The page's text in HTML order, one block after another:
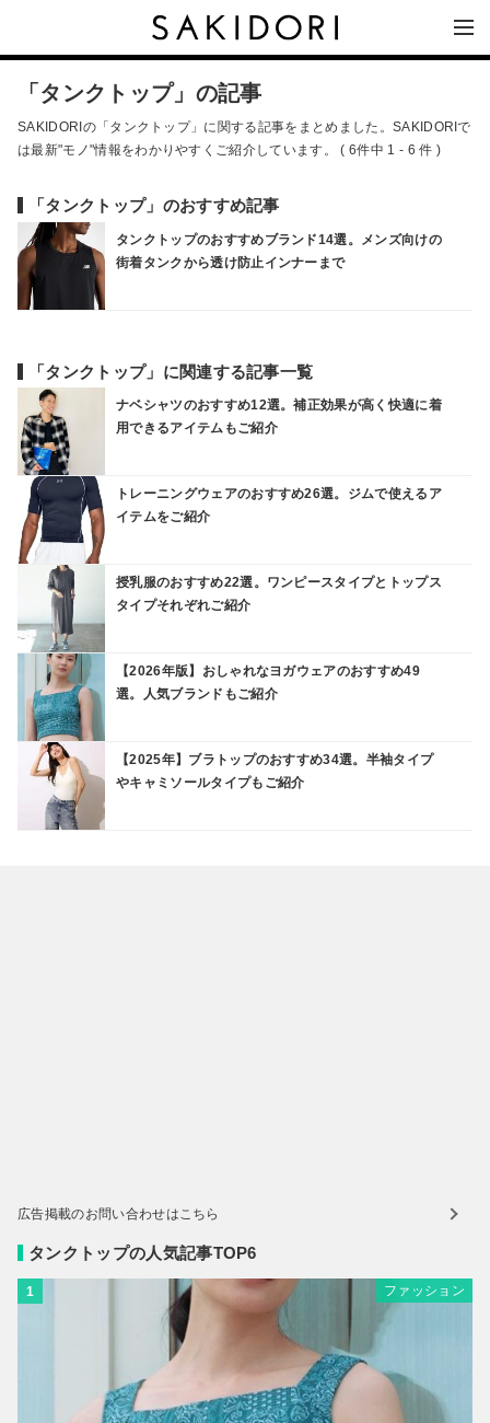
「タンクトップ」の記事
SAKIDORIの「タンクトップ」に関する記事をまとめました。SAKIDORIで
は最新"モノ"情報をわかりやすくご紹介しています。 ( 6件中 1 - 6 件 )
「タンクトップ」のおすすめ記事
タンクトップのおすすめブランド14選。メンズ向けの
街着タンクから透け防止インナーまで
「タンクトップ」に関連する記事一覧
ナベシャツのおすすめ12選。補正効果が高く快適に着
用できるアイテムもご紹介
トレーニングウェアのおすすめ26選。ジムで使えるア
イテムをご紹介
授乳服のおすすめ22選。ワンピースタイプとトップス
タイプそれぞれご紹介
【2026年版】おしゃれなヨガウェアのおすすめ49
選。人気ブランドもご紹介
【2025年】ブラトップのおすすめ34選。半袖タイプ
やキャミソールタイプもご紹介
広告掲載のお問い合わせはこちら
タンクトップの人気記事TOP6
1 ファッション